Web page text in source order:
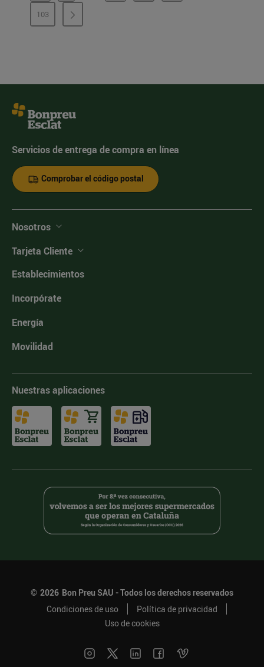
PÁGINA
103
Servicios de entrega de compra en línea
Comprobar el código postal
Nosotros
Tarjeta Cliente
Establecimientos
Incorpórate
Energía
Movilidad
Nuestras aplicaciones
© 2026 Bon Preu SAU - Todos los derechos reservados
Condiciones de uso
Política de privacidad
Uso de cookies